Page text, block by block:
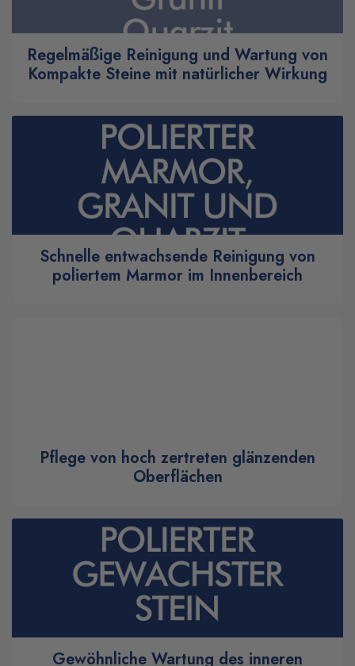
Regelmäßige Reinigung und Wartung von
Kompakte Steine mit natürlicher Wirkung
Schnelle entwachsende Reinigung von
poliertem Marmor im Innenbereich
Pflege von hoch zertreten glänzenden
Oberflächen
Gewöhnliche Wartung des inneren